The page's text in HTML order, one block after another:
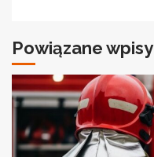
Powiązane wpisy